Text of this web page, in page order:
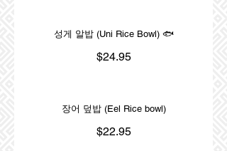
성게 알밥 (Uni Rice Bowl) 🐟
$24.95
장어 덮밥 (Eel Rice bowl)
$22.95